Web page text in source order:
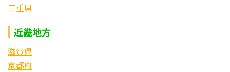
三重県
近畿地方
滋賀県
京都府